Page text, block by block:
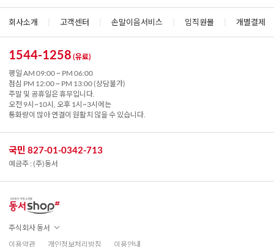
회사소개 고객센터 손말이음서비스 임직원몰 개별결제
1544-1258 (유료)
평일 AM 09:00 ~ PM 06:00
점심 PM 12:00 ~ PM 13:00 (상담불가)
주말 및 공휴일은 휴무입니다.
오전 9시~10시, 오후 1시~3시에는
통화량이 많아 연결이 원활치 않을 수 있습니다.
국민 827-01-0342-713
예금주 : (주)동서
주식회사 동서
이용약관
개인정보처리방침 이용안내